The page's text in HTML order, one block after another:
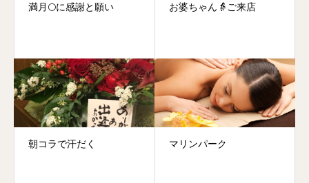
満月🌕に感謝と願い お婆ちゃん👵ご来店
朝コラで汗だく マリンパーク